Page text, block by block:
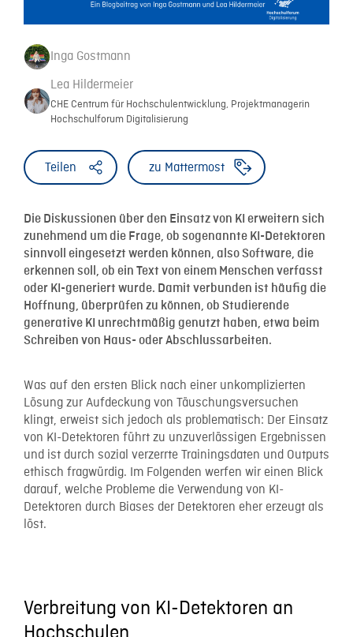
Inga Gostmann
Lea Hildermeier
CHE Centrum für Hochschulentwicklung, Projektmanagerin
Hochschulforum Digitalisierung
Teilen zu Mattermost
Die Diskussionen über den Einsatz von KI erweitern sich
zunehmend um die Frage, ob sogenannte KI-Detektoren
sinnvoll eingesetzt werden können, also Software, die
erkennen soll, ob ein Text von einem Menschen verfasst
oder KI-generiert wurde. Damit verbunden ist häufig die
Hoffnung, überprüfen zu können, ob Studierende
generative KI unrechtmäßig genutzt haben, etwa beim
Schreiben von Haus- oder Abschlussarbeiten.
Was auf den ersten Blick nach einer unkomplizierten
Lösung zur Aufdeckung von Täuschungsversuchen
klingt, erweist sich jedoch als problematisch: Der Einsatz
von KI-Detektoren führt zu unzuverlässigen Ergebnissen
und ist durch sozial verzerrte Trainingsdaten und Outputs
ethisch fragwürdig. Im Folgenden werfen wir einen Blick
darauf, welche Probleme die Verwendung von KI-
Detektoren durch Biases der Detektoren eher erzeugt als
löst.
Verbreitung von KI-Detektoren an